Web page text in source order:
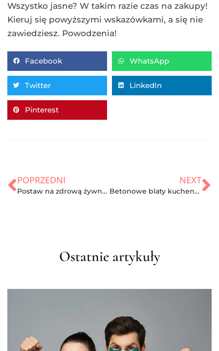
Wszystko jasne? W takim razie czas na zakupy!
Kieruj się powyższymi wskazówkami, a się nie
zawiedziesz. Powodzenia!
Facebook WhatsApp
Twitter LinkedIn
Pinterest
POPRZEDNI
Postaw na zdrową żywność – gdzie kupić dobrej jakości wędliny?
NEXT
Betonowe blaty kuchenne
Ostatnie artykuły